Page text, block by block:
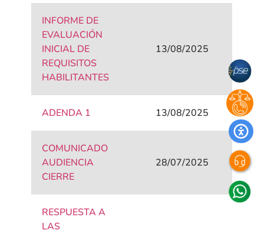
INFORME DE
EVALUACIÓN
INICIAL DE
REQUISITOS
HABILITANTES
13/08/2025
ADENDA 1 13/08/2025
COMUNICADO
AUDIENCIA
CIERRE
28/07/2025
RESPUESTA A
LAS